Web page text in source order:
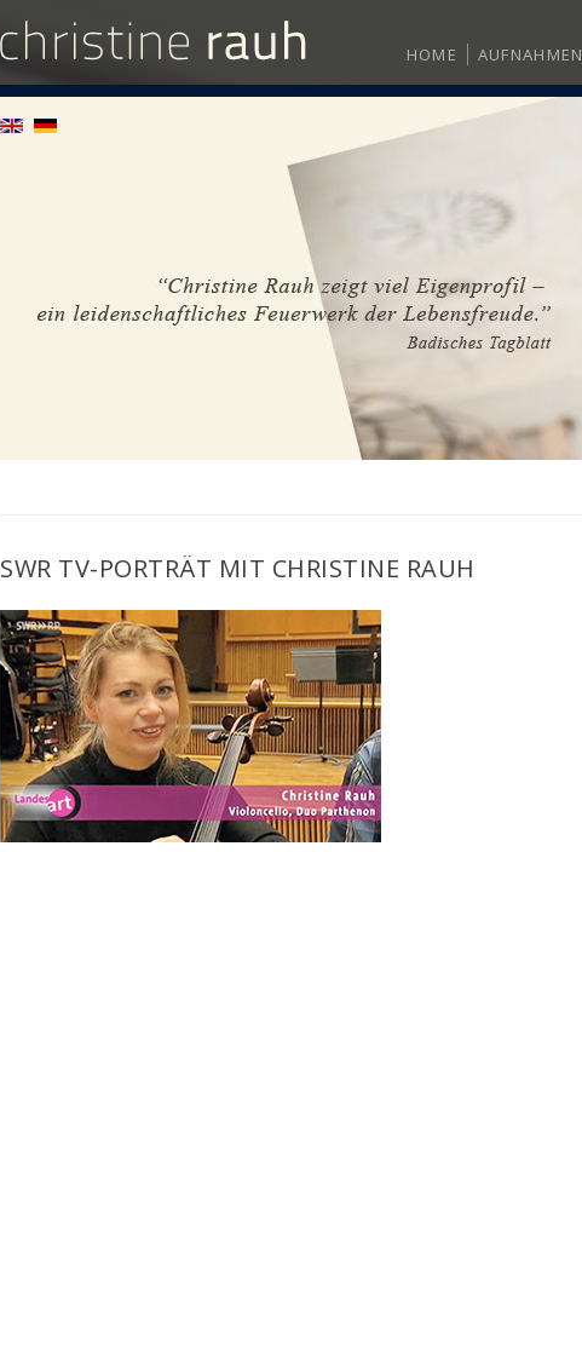
HOME AUFNAHMEN
SWR TV-PORTRÄT MIT CHRISTINE RAUH